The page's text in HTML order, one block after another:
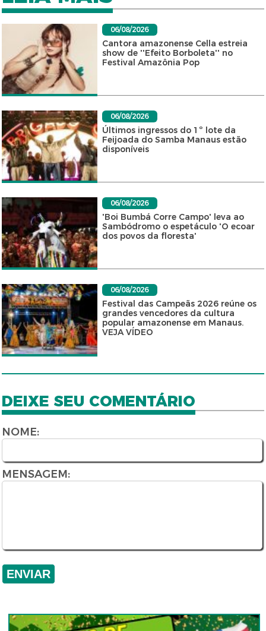
06/08/2026
Cantora amazonense Cella estreia
show de ''Efeito Borboleta'' no
Festival Amazônia Pop
06/08/2026
Últimos ingressos do 1º lote da
Feijoada do Samba Manaus estão
disponíveis
06/08/2026
'Boi Bumbá Corre Campo' leva ao
Sambódromo o espetáculo 'O ecoar
dos povos da floresta'
06/08/2026
Festival das Campeãs 2026 reúne os
grandes vencedores da cultura
popular amazonense em Manaus.
VEJA VÍDEO
DEIXE SEU COMENTÁRIO
NOME:
MENSAGEM: